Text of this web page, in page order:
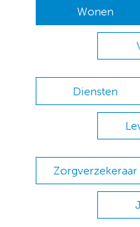
Wonen
Diensten
Zorgverzekeraar